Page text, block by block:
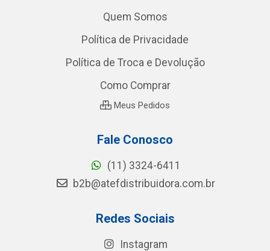
Quem Somos
Política de Privacidade
Política de Troca e Devolução
Como Comprar
Meus Pedidos
Fale Conosco
(11) 3324-6411
b2b@atefdistribuidora.com.br
Redes Sociais
Instagram